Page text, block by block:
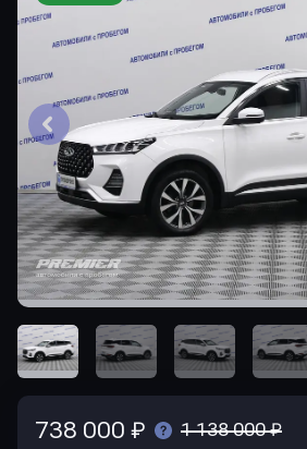
738 000 ₽ 1 138 000 ₽